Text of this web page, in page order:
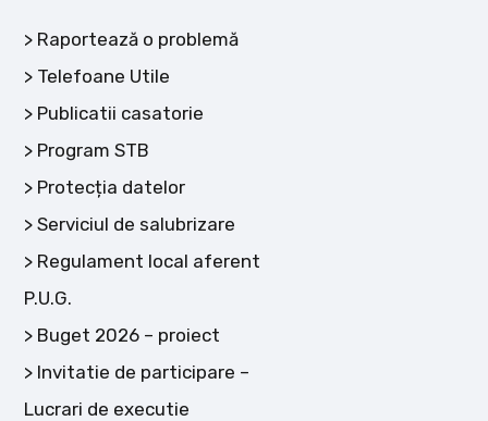
Raportează o problemă
Telefoane Utile
Publicatii casatorie
Program STB
Protecția datelor
Serviciul de salubrizare
Regulament local aferent
P.U.G.
Buget 2026 – proiect
Invitatie de participare –
Lucrari de executie